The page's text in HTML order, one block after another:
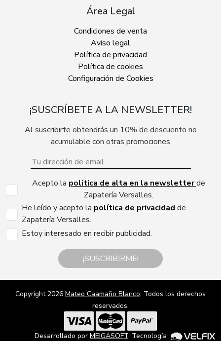
Área Legal
Condiciones de venta
Aviso legal
Política de privacidad
Política de cookies
Configuración de Cookies
¡SUSCRÍBETE A LA NEWSLETTER!
Al suscribirte obtendrás un 10% de descuento no
acumulable con otras promociones
Acepto la política de alta en la newsletterde
Zapatería Versalles.
He leído y acepto la política de privacidad de
Zapatería Versalles.
Estoy interesado en recibir publicidad.
¡SUSCRIBIRME!
Copyright 2026 Mateo Caamaño Blanco. Todos los derechos
reservados.
Desarrollado por MEIGASOFT. Tecnología